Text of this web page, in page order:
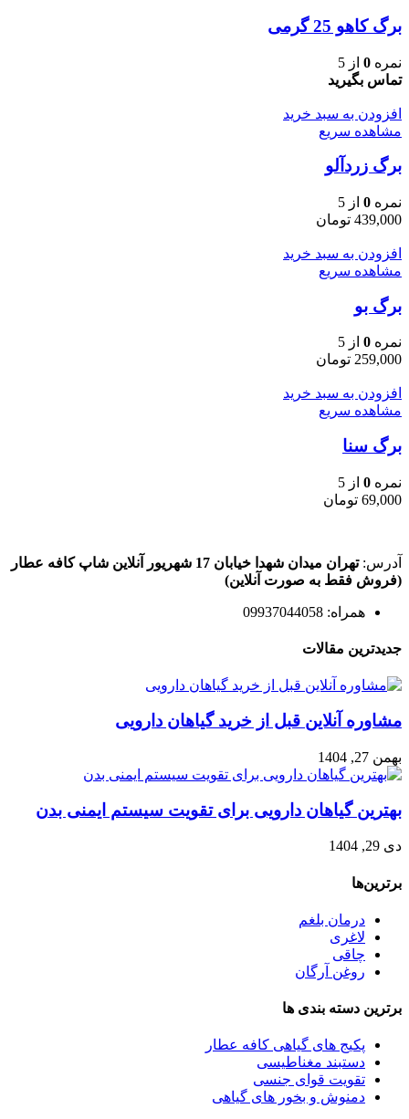
برگ کاهو 25 گرمی
نمره 0 از 5
تماس بگیرید
افزودن به سبد خرید
مشاهده سریع
برگ زردآلو
نمره 0 از 5
439,000 تومان
افزودن به سبد خرید
مشاهده سریع
برگ بو
نمره 0 از 5
259,000 تومان
افزودن به سبد خرید
مشاهده سریع
برگ سنا
نمره 0 از 5
69,000 تومان
آدرس:تهران میدان شهدا خیابان 17 شهریور آنلاین شاپ کافه عطار
(فروش فقط به صورت آنلاین)
همراه: 09937044058
جدیدترین مقالات
مشاوره آنلاین قبل از خرید گیاهان دارویی
بهمن 27, 1404
بهترین گیاهان دارویی برای تقویت سیستم ایمنی بدن
دی 29, 1404
برترین‌ها
درمان بلغم
لاغری
چاقی
روغن آرگان
برترین‌ دسته بندی ها
پکیج های گیاهی کافه عطار
دستبند مغناطیسی
تقویت قوای جنسی
دمنوش و بخور های گیاهی